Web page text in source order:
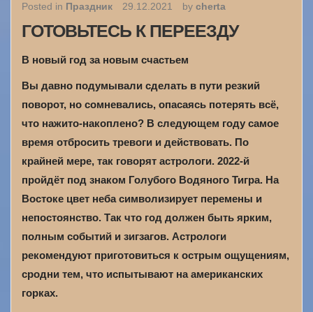
Posted in Праздник 29.12.2021 by cherta
ГОТОВЬТЕСЬ К ПЕРЕЕЗДУ
В новый год за новым счастьем
Вы давно подумывали сделать в пути резкий
поворот, но сомневались, опасаясь потерять всё,
что нажито-накоплено? В следующем году самое
время отбросить тревоги и действовать. По
крайней мере, так говорят астрологи. 2022-й
пройдёт под знаком Голубого Водяного Тигра. На
Востоке цвет неба символизирует перемены и
непостоянство. Так что год должен быть ярким,
полным событий и зигзагов. Астрологи
рекомендуют приготовиться к острым ощущениям,
сродни тем, что испытывают на американских
горках.